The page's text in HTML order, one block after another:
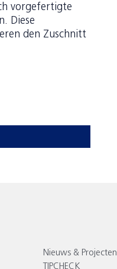
vorgefertigte
Diese
den Zuschnitt
Nieuws & Projecten
TIPCHECK